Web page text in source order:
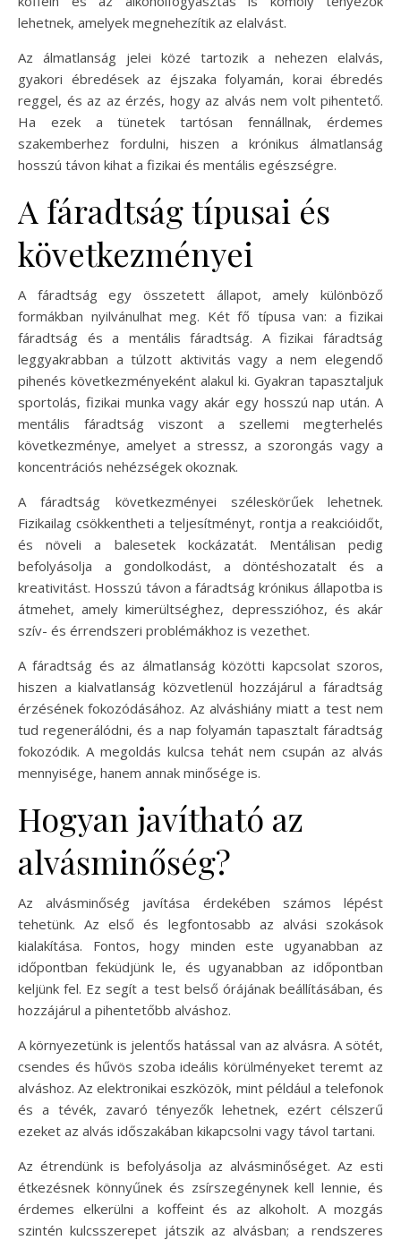
lehetnek, amelyek megnehezítik az elalvást.
Az álmatlanság jelei közé tartozik a nehezen elalvás,
gyakori ébredések az éjszaka folyamán, korai ébredés
reggel, és az az érzés, hogy az alvás nem volt pihentető.
Ha ezek a tünetek tartósan fennállnak, érdemes
szakemberhez fordulni, hiszen a krónikus álmatlanság
hosszú távon kihat a fizikai és mentális egészségre.
A fáradtság típusai és
következményei
A fáradtság egy összetett állapot, amely különböző
formákban nyilvánulhat meg. Két fő típusa van: a fizikai
fáradtság és a mentális fáradtság. A fizikai fáradtság
leggyakrabban a túlzott aktivitás vagy a nem elegendő
pihenés következményeként alakul ki. Gyakran tapasztaljuk
sportolás, fizikai munka vagy akár egy hosszú nap után. A
mentális fáradtság viszont a szellemi megterhelés
következménye, amelyet a stressz, a szorongás vagy a
koncentrációs nehézségek okoznak.
A fáradtság következményei széleskörűek lehetnek.
Fizikailag csökkentheti a teljesítményt, rontja a reakcióidőt,
és növeli a balesetek kockázatát. Mentálisan pedig
befolyásolja a gondolkodást, a döntéshozatalt és a
kreativitást. Hosszú távon a fáradtság krónikus állapotba is
átmehet, amely kimerültséghez, depresszióhoz, és akár
szív- és érrendszeri problémákhoz is vezethet.
A fáradtság és az álmatlanság közötti kapcsolat szoros,
hiszen a kialvatlanság közvetlenül hozzájárul a fáradtság
érzésének fokozódásához. Az alváshiány miatt a test nem
tud regenerálódni, és a nap folyamán tapasztalt fáradtság
fokozódik. A megoldás kulcsa tehát nem csupán az alvás
mennyisége, hanem annak minősége is.
Hogyan javítható az
alvásminőség?
Az alvásminőség javítása érdekében számos lépést
tehetünk. Az első és legfontosabb az alvási szokások
kialakítása. Fontos, hogy minden este ugyanabban az
időpontban feküdjünk le, és ugyanabban az időpontban
keljünk fel. Ez segít a test belső órájának beállításában, és
hozzájárul a pihentetőbb alváshoz.
A környezetünk is jelentős hatással van az alvásra. A sötét,
csendes és hűvös szoba ideális körülményeket teremt az
alváshoz. Az elektronikai eszközök, mint például a telefonok
és a tévék, zavaró tényezők lehetnek, ezért célszerű
ezeket az alvás időszakában kikapcsolni vagy távol tartani.
Az étrendünk is befolyásolja az alvásminőséget. Az esti
étkezésnek könnyűnek és zsírszegénynek kell lennie, és
érdemes elkerülni a koffeint és az alkoholt. A mozgás
szintén kulcsszerepet játszik az alvásban; a rendszeres